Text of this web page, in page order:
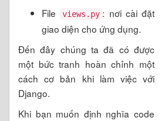
File
views.py : nơi cài đặt
giao diện cho ứng dụng.
Đến đây chúng ta đã có được
một bức tranh hoàn chỉnh một
cách cơ bản khi làm việc với
Django.
Khi bạn muốn định nghĩa code